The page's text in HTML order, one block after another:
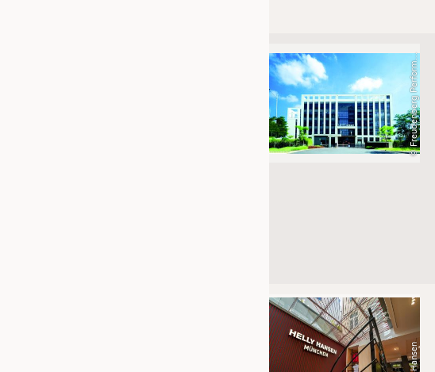
©
F
r
e
u
d
e
n
b
e
r
g
P
e
r
f
o
r
m
a
n
c
e
M
a
t
e
r
i
a
l
s